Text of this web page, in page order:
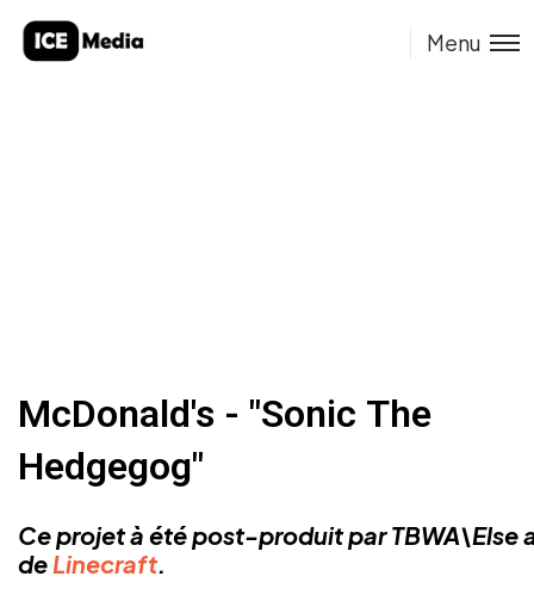
Menu
McDonald's - "Sonic The
Hedgegog"
Ce projet à été post-produit par TBWA\Else
de Linecraft.